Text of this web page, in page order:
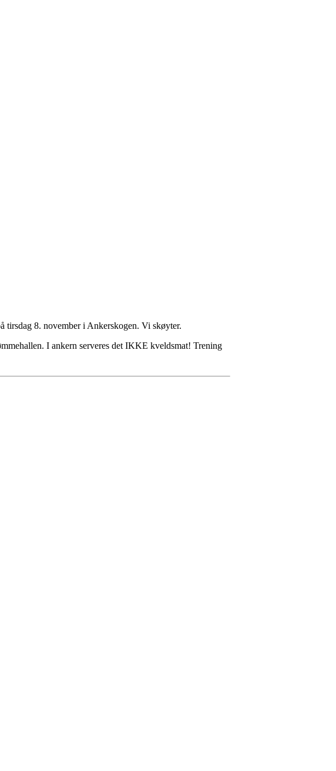
tirsdag 8. november i Ankerskogen. Vi skøyter.
I ankern serveres det IKKE kveldsmat! Trening